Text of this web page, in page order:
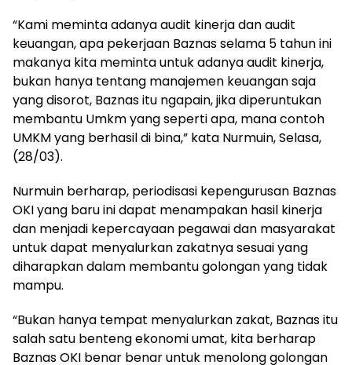
“Kami meminta adanya audit kinerja dan audit
keuangan, apa pekerjaan Baznas selama 5 tahun ini
makanya kita meminta untuk adanya audit kinerja,
bukan hanya tentang manajemen keuangan saja
yang disorot, Baznas itu ngapain, jika diperuntukan
membantu Umkm yang seperti apa, mana contoh
UMKM yang berhasil di bina,” kata Nurmuin, Selasa,
(28/03).
Nurmuin berharap, periodisasi kepengurusan Baznas
OKI yang baru ini dapat menampakan hasil kinerja
dan menjadi kepercayaan pegawai dan masyarakat
untuk dapat menyalurkan zakatnya sesuai yang
diharapkan dalam membantu golongan yang tidak
mampu.
“Bukan hanya tempat menyalurkan zakat, Baznas itu
salah satu benteng ekonomi umat, kita berharap
Baznas OKI benar benar untuk menolong golongan